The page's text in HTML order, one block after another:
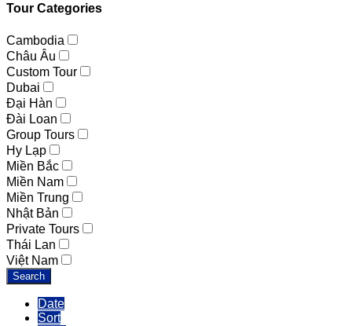
Tour Categories
Cambodia
Châu Âu
Custom Tour
Dubai
Đại Hàn
Đài Loan
Group Tours
Hy Lạp
Miền Bắc
Miền Nam
Miền Trung
Nhật Bản
Private Tours
Thái Lan
Việt Nam
Search
Date
Sort